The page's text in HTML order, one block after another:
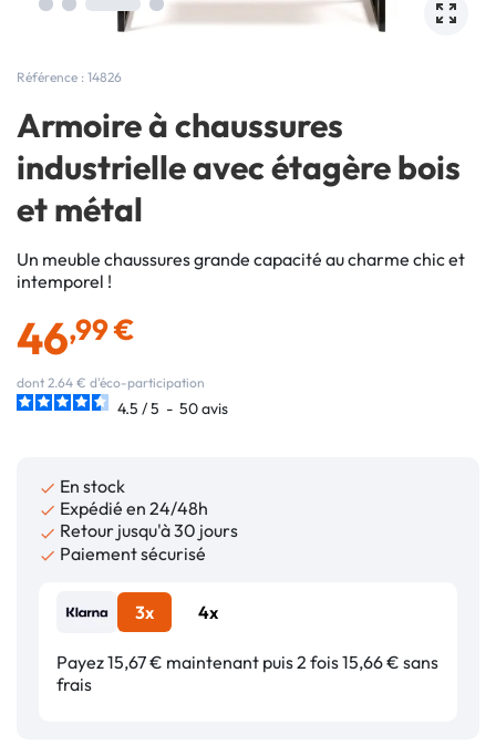
Référence : 14826
Armoire à chaussures
industrielle avec étagère bois
et métal
Un meuble chaussures grande capacité au charme chic et
intemporel !
46,99 €
dont 2.64 € d'éco-participation
4.5 /5 - 50avis
 En stock
 Expédié en 24/48h
 Retour jusqu'à 30 jours
 Paiement sécurisé
3x 4x
Payez 15,67 € maintenant puis 2 fois 15,66 € sans
frais